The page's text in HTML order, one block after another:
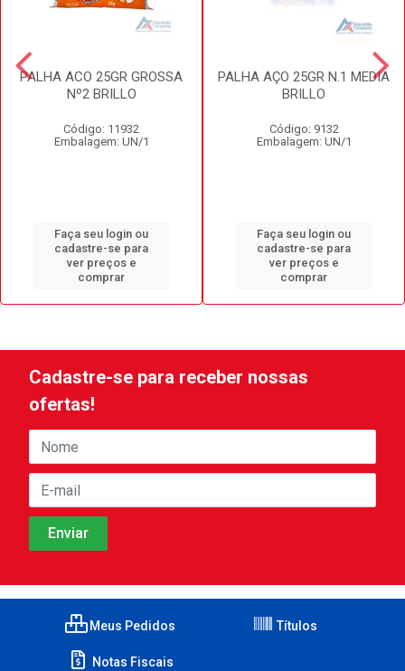
PALHA ACO 25GR GROSSA
Nº2 BRILLO
Código: 11932
Embalagem: UN/1
Faça seu login ou
cadastre-se para
ver preços e
comprar
PALHA AÇO 25GR N.1 MEDIA
BRILLO
Código: 9132
Embalagem: UN/1
Faça seu login ou
cadastre-se para
ver preços e
comprar
Cadastre-se para receber nossas
ofertas!
Meus Pedidos Títulos
Notas Fiscais